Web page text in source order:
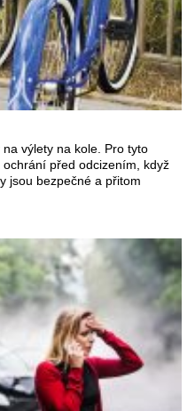
výlety na kole. Pro tyto
před odcizením, když
jsou bezpečné a přitom